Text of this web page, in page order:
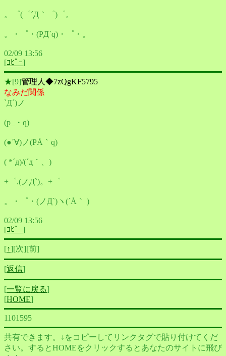
。゜(゜´Д｀゜)゜。
。・゜・(PД`q)・゜・。
02/09 13:56
[ｺﾋﾟｰ]
★[9]管理人◆7zQgKF5795
なみだ関係
`Д´)ノ
(p_・q)
(●´∀)ノ(PÅ｀q)
( *´д)/(´д｀、)
+゜.(ノД`)。+゜
。・゜・(ノД`)ヽ(´Å｀ )
02/09 13:56
[ｺﾋﾟｰ]
[↑][次][前]
[返信]
[一覧に戻る]
[HOME]
1101595
共有できます。↓をコピーしてリンクタグで貼り付けてくだ
さい。するとHOMEをクリックするとあなたのサイトに飛び